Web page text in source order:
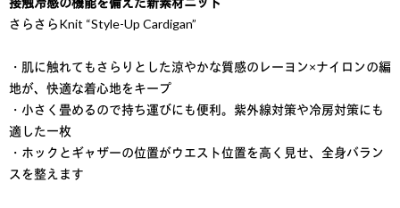
さらさらKnit “Style-Up Cardigan”
・肌に触れてもさらりとした涼やかな質感のレーヨン×ナイロンの編
地が、快適な着心地をキープ
・小さく畳めるので持ち運びにも便利。紫外線対策や冷房対策にも
適した一枚
・ホックとギャザーの位置がウエスト位置を高く見せ、全身バラン
スを整えます